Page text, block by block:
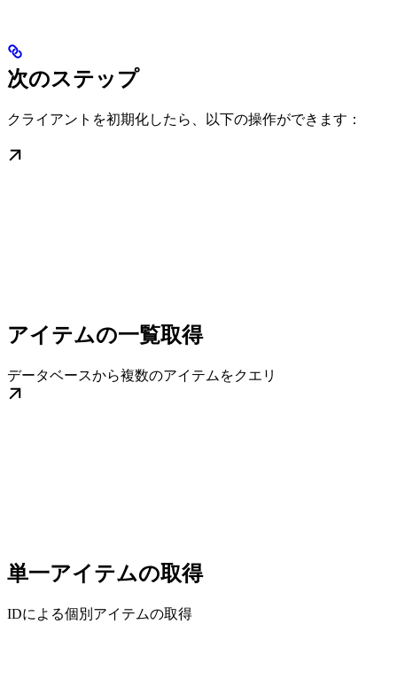
次のステップ
クライアントを初期化したら、以下の操作ができます：
アイテムの一覧取得
データベースから複数のアイテムをクエリ
単一アイテムの取得
IDによる個別アイテムの取得